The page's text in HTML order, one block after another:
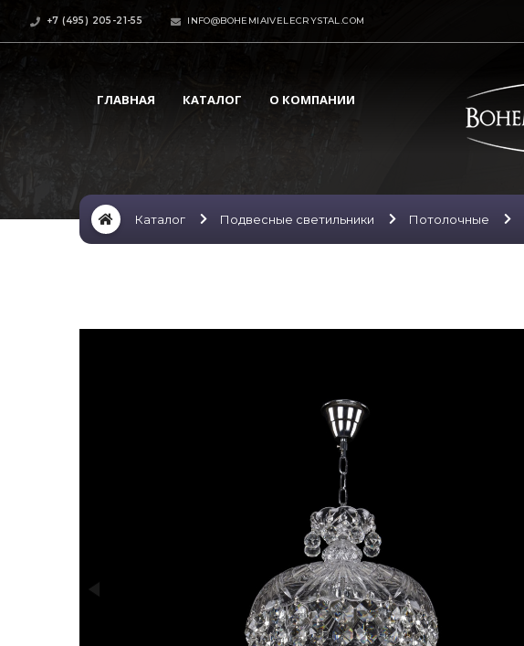
+7 (495) 205-21-55 INFO@BOHEMIAIVELECRYSTAL.COM
ГЛАВНАЯ КАТАЛОГ О КОМПАНИИ
Каталог Подвесные светильники Потолочные